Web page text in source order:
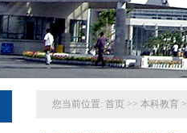
您当前位置: 首页 >> 本科教育